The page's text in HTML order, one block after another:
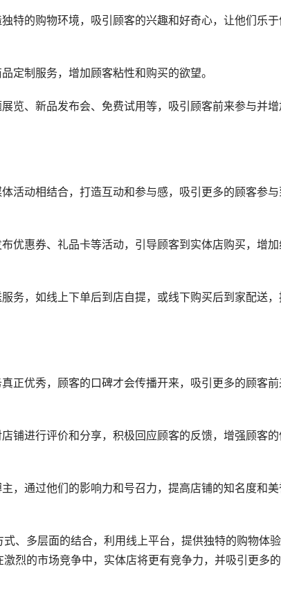
特的购物环境，吸引顾客的兴趣和好奇心，让他们乐
定制服务，增加顾客粘性和购买的欲望。
览、新品发布会、免费试用等，吸引顾客前来参与并
活动相结合，打造互动和参与感，吸引更多的顾客参
优惠券、礼品卡等活动，引导顾客到实体店购买，增
务，如线上下单后到店自提，或线下购买后到家配送
正优秀，顾客的口碑才会传播开来，吸引更多的顾客
铺进行评价和分享，积极回应顾客的反馈，增强顾客
，通过他们的影响力和号召力，提高店铺的知名度和
、多层面的结合，利用线上平台，提供独特的购物体验
烈的市场竞争中，实体店将更有竞争力，并吸引更多